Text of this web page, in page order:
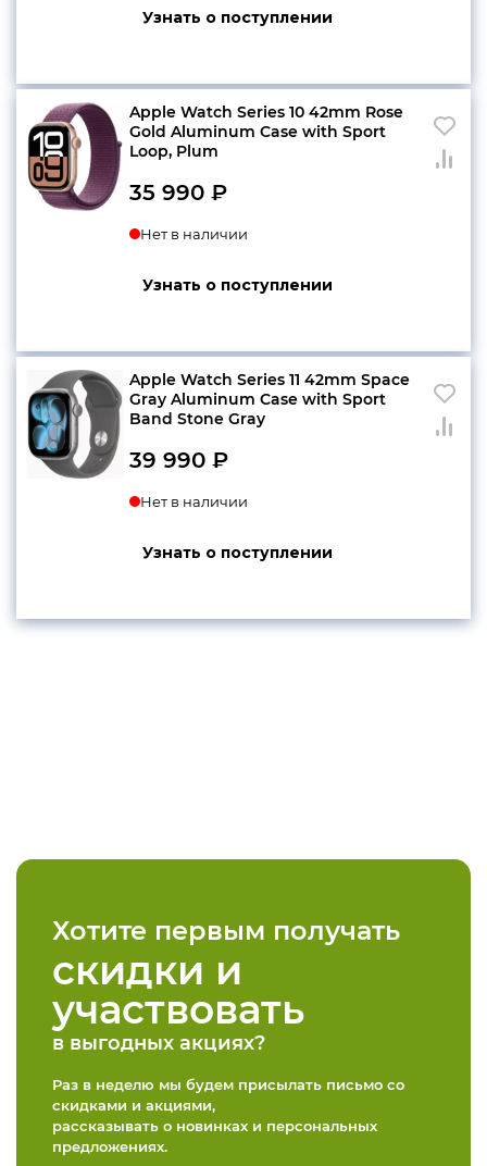
Узнать о поступлении
Apple Watch Series 10 42mm Rose
Gold Aluminum Case with Sport
Loop, Plum
35 990 ₽
Нет в наличии
Узнать о поступлении
Apple Watch Series 11 42mm Space
Gray Aluminum Case with Sport
Band Stone Gray
39 990 ₽
Нет в наличии
Узнать о поступлении
Хотите первым получать
скидки и
участвовать
в выгодных акциях?
Раз в неделю мы будем присылать письмо со
скидками и акциями,
рассказывать о новинках и персональных
предложениях.